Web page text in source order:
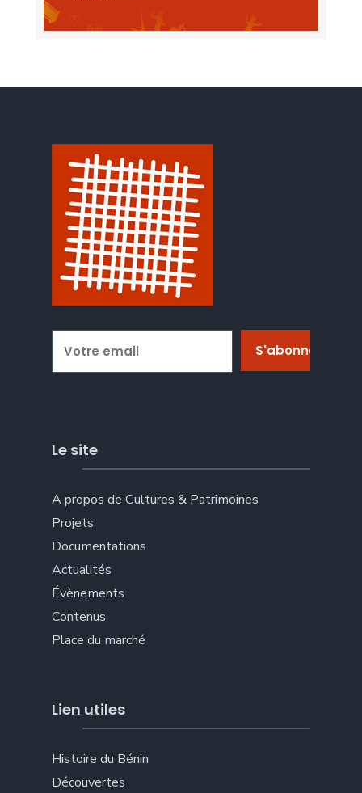
Le site
A propos de Cultures & Patrimoines
Projets
Documentations
Actualités
Évènements
Contenus
Place du marché
Lien utiles
Histoire du Bénin
Découvertes